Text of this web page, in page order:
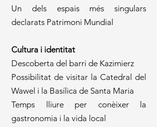
Un dels espais més singulars
declarats Patrimoni Mundial
Cultura i identitat
Descoberta del barri de Kazimierz
Possibilitat de visitar la Catedral del
Wawel i la Basílica de Santa Maria
Temps lliure per conèixer la
gastronomia i la vida local